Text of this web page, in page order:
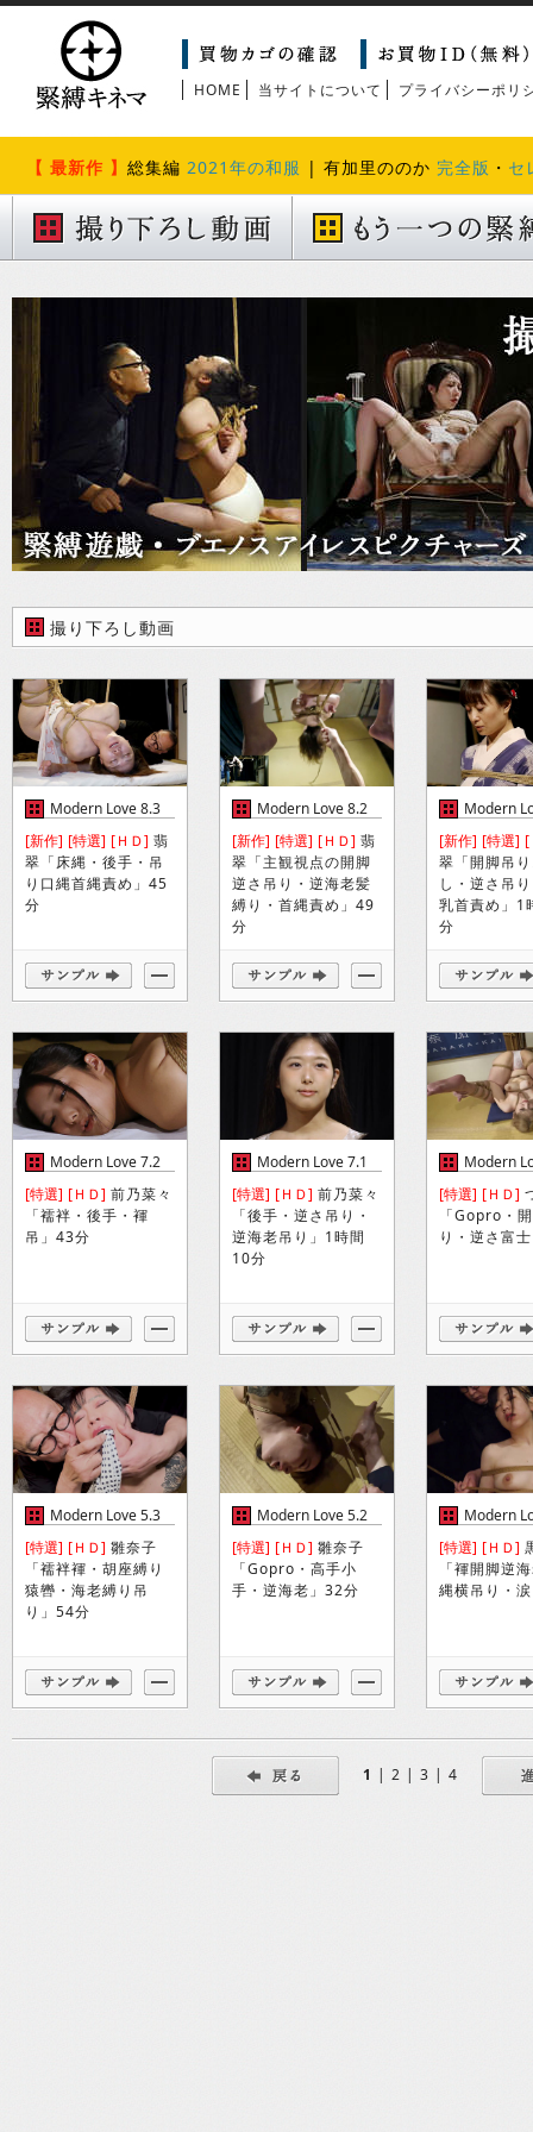
HOME 当サイトについて プライバシーポリ
【 最新作 】 総集編 2021年の和服 | 有加里ののか 完全版 ・ セ
撮り下ろし動画
Modern Love 8.3
[新作] [特選] [ＨＤ] 翡
翠「床縄・後手・吊
り口縄首縄責め」45
分
Modern Love 8.2
[新作] [特選] [ＨＤ] 翡
翠「主観視点の開脚
逆さ吊り・逆海老髪
縛り・首縄責め」49
分
Modern
[新作] [特選] [
翠「開脚吊
し・逆さ吊
乳首責め」1
分
Modern Love 7.2
[特選] [ＨＤ] 前乃菜々
「襦袢・後手・褌
吊」43分
Modern Love 7.1
[特選] [ＨＤ] 前乃菜々
「後手・逆さ吊り・
逆海老吊り」1時間
10分
Modern
[特選] [ＨＤ]
「Gopro・
り・逆さ富
Modern Love 5.3
[特選] [ＨＤ] 雛奈子
「襦袢褌・胡座縛り
猿轡・海老縛り吊
り」54分
Modern Love 5.2
[特選] [ＨＤ] 雛奈子
「Gopro・高手小
手・逆海老」32分
Modern
[特選] [ＨＤ]
「褌開脚逆
縄横吊り・
1 | 2 | 3 | 4